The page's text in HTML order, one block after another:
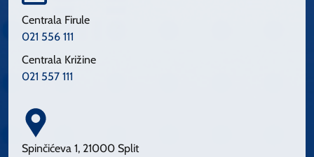
Centrala Firule
021 556 111
Centrala Križine
021 557 111
Spinčićeva 1, 21000 Split